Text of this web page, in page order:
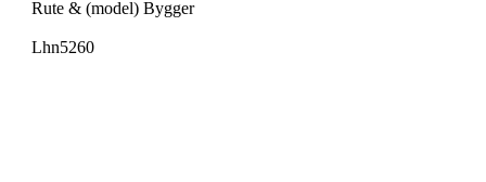
Rute & (model) Bygger
Lhn5260